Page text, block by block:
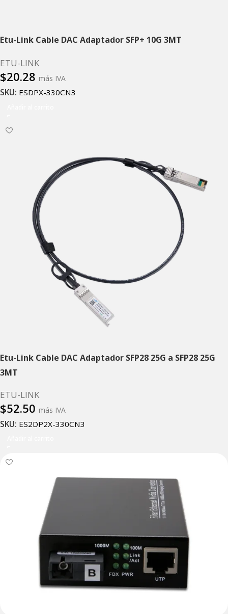
Etu-Link Cable DAC Adaptador SFP+ 10G 3MT
ETU-LINK
$20.28 más IVA
SKU: ESDPX-330CN3
Etu-Link Cable DAC Adaptador SFP28 25G a SFP28 25G
3MT
ETU-LINK
$52.50 más IVA
SKU: ES2DP2X-330CN3